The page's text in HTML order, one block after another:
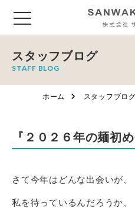
スタッフブログ
STAFF BLOG
ホーム スタッフブログ
『２０２６年の麺初
さて今年はどんな出会いが、
私を待っているんだろうか、